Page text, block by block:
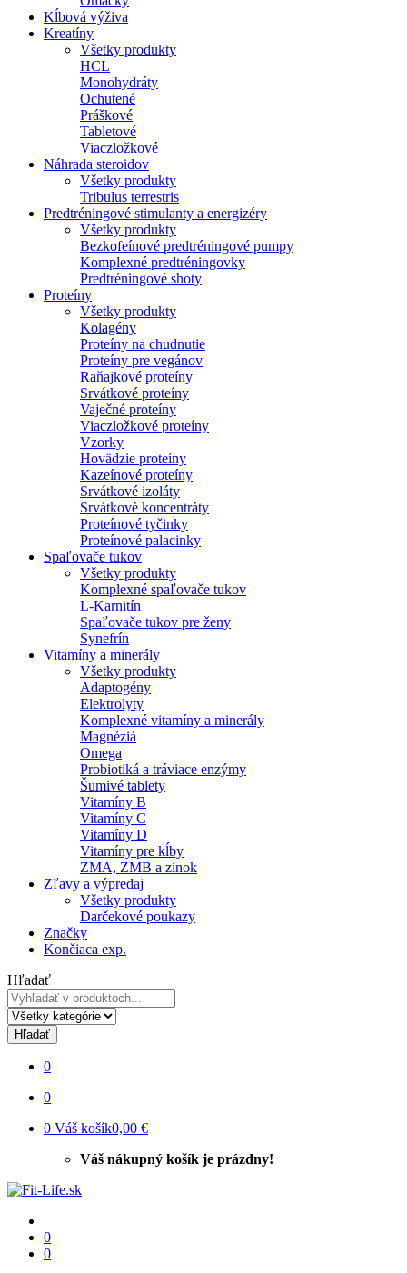
Kĺbová výživa
Kreatíny
Všetky produkty
HCL
Monohydráty
Ochutené
Práškové
Tabletové
Viaczložkové
Náhrada steroidov
Všetky produkty
Tribulus terrestris
Predtréningové stimulanty a energizéry
Všetky produkty
Bezkofeínové predtréningové pumpy
Komplexné predtréningovky
Predtréningové shoty
Proteíny
Všetky produkty
Kolagény
Proteíny na chudnutie
Proteíny pre vegánov
Raňajkové proteíny
Srvátkové proteíny
Vaječné proteíny
Viaczložkové proteíny
Vzorky
Hovädzie proteíny
Kazeínové proteíny
Srvátkové izoláty
Srvátkové koncentráty
Proteínové tyčinky
Proteínové palacinky
Spaľovače tukov
Všetky produkty
Komplexné spaľovače tukov
L-Karnitín
Spaľovače tukov pre ženy
Synefrín
Vitamíny a minerály
Všetky produkty
Adaptogény
Elektrolyty
Komplexné vitamíny a minerály
Magnéziá
Omega
Probiotiká a tráviace enzýmy
Šumivé tablety
Vitamíny B
Vitamíny C
Vitamíny D
Vitamíny pre kĺby
ZMA, ZMB a zinok
Zľavy a výpredaj
Všetky produkty
Darčekové poukazy
Značky
Končiaca exp.
Hľadať
Hľadať
0
0
0 Váš košík0,00 €
Váš nákupný košík je prázdny!
0
0